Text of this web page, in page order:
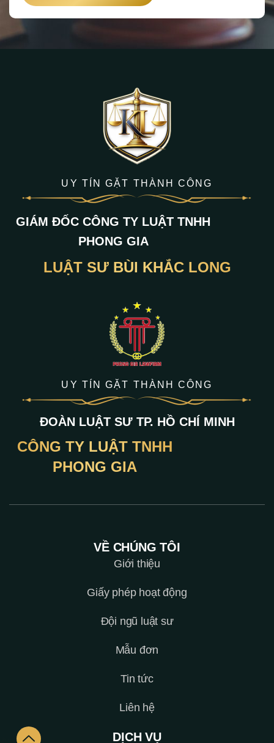
UY TÍN GẶT THÀNH CÔNG
GIÁM ĐỐC CÔNG TY LUẬT TNHH
PHONG GIA
LUẬT SƯ BÙI KHẮC LONG
UY TÍN GẶT THÀNH CÔNG
ĐOÀN LUẬT SƯ TP. HỒ CHÍ MINH
CÔNG TY LUẬT TNHH
PHONG GIA
VỀ CHÚNG TÔI
Giới thiệu
Giấy phép hoạt động
Đội ngũ luật sư
Mẫu đơn
Tin tức
Liên hệ
DỊCH VỤ